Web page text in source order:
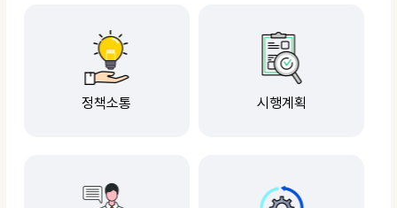
정책소통 시행계획